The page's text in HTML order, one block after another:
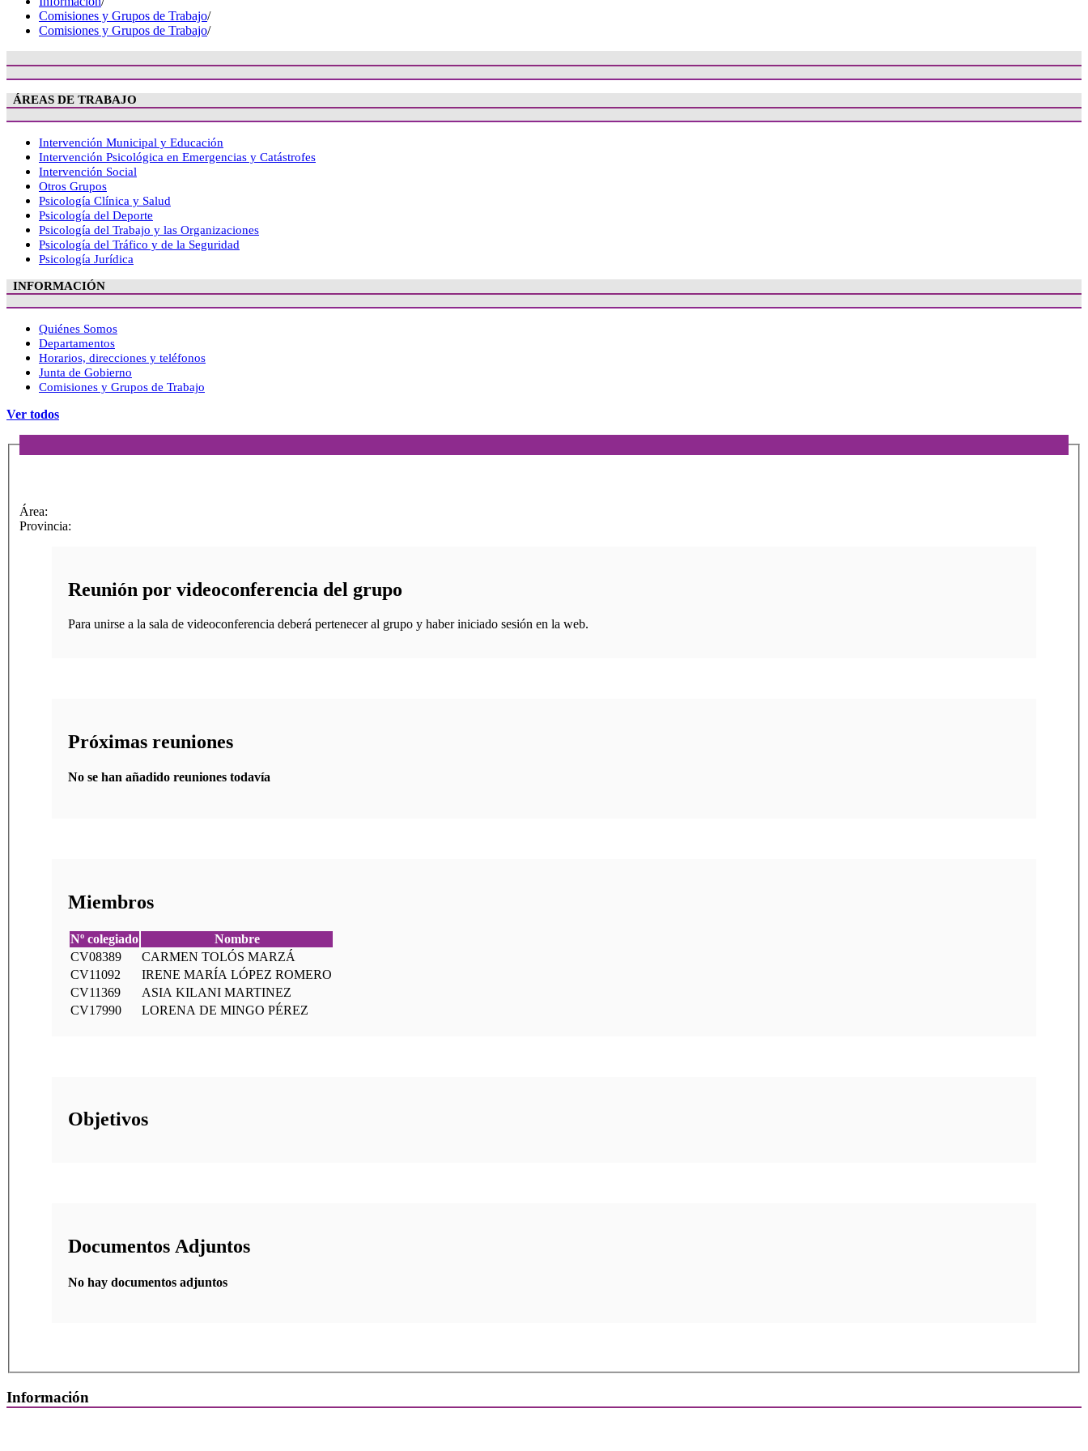
Comisiones y Grupos de Trabajo/
Comisiones y Grupos de Trabajo/
ÁREAS DE TRABAJO
Intervención Municipal y Educación
Intervención Psicológica en Emergencias y Catástrofes
Intervención Social
Otros Grupos
Psicología Clínica y Salud
Psicología del Deporte
Psicología del Trabajo y las Organizaciones
Psicología del Tráfico y de la Seguridad
Psicología Jurídica
INFORMACIÓN
Quiénes Somos
Departamentos
Horarios, direcciones y teléfonos
Junta de Gobierno
Comisiones y Grupos de Trabajo
Ver todos
Área:
Provincia:
Reunión por videoconferencia del grupo
Para unirse a la sala de videoconferencia deberá pertenecer al grupo y haber iniciado sesión en la web.
Próximas reuniones
No se han añadido reuniones todavía
Miembros
Nº colegiado
Nombre
CV08389
CARMEN TOLÓS MARZÁ
CV11092
IRENE MARÍA LÓPEZ ROMERO
CV11369
ASIA KILANI MARTINEZ
CV17990
LORENA DE MINGO PÉREZ
Objetivos
Documentos Adjuntos
No hay documentos adjuntos
Información